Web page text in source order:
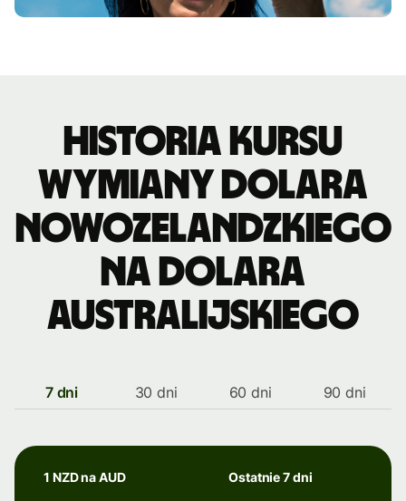
Historia kursu
wymiany dolara
nowozelandzkiego
na dolara
australijskiego
7 dni 30 dni 60 dni 90 dni
1 NZD na AUD Ostatnie 7 dni